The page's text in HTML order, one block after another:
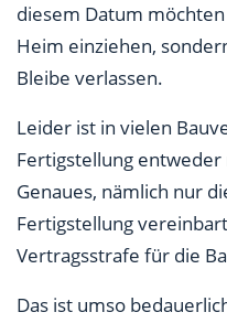
diesem Datum
Heim einziehen,
Bleibe verlassen.
Leider ist in vielen
Fertigstellung
Genaues, nämlich nur
Fertigstellung
Vertragsstrafe für die
Das ist umso